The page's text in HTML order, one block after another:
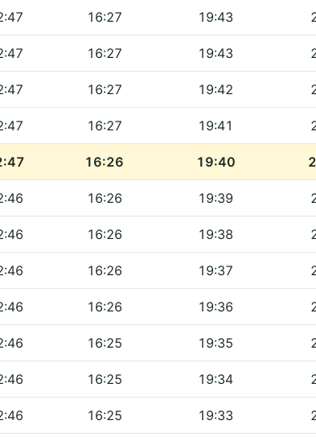
16:27 19:43
16:27 19:43
16:27 19:42
16:27 19:41
16:26 19:40
16:26 19:39
16:26 19:38
16:26 19:37
16:26 19:36
16:25 19:35
16:25 19:34
16:25 19:33